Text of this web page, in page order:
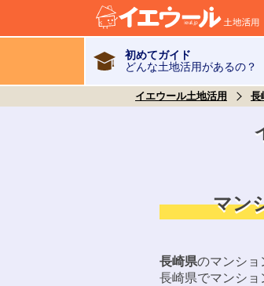
初めてガイド
どんな土地活用があるの？
イエウール土地活用 長
マン
長崎県のマンショ
長崎県でマンショ